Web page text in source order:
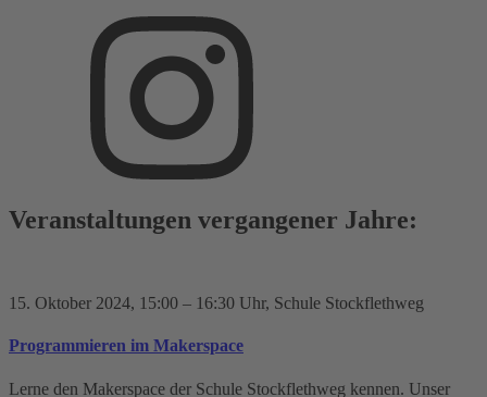
Veranstaltungen vergangener Jahre:
15. Oktober 2024, 15:00 – 16:30 Uhr, Schule Stockflethweg
Programmieren im Makerspace
Lerne den Makerspace der Schule Stockflethweg kennen. Unser